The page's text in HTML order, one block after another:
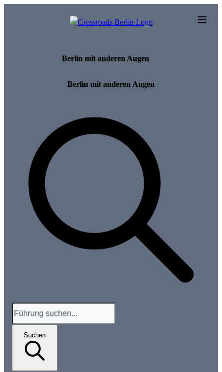
Berlin mit anderen Augen
Berlin mit anderen Augen
Suchen